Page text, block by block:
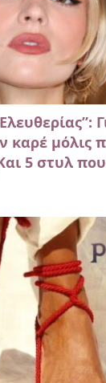
καρέ μόλις
5 στυλ